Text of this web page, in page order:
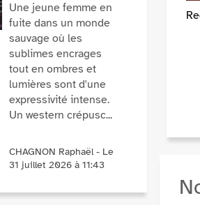
Une jeune femme en
fuite dans un monde
sauvage où les
sublimes encrages
tout en ombres et
lumières sont d'une
expressivité intense.
Un western crépusc...
CHAGNON Raphaël - Le
31 juillet 2026 à 11:43